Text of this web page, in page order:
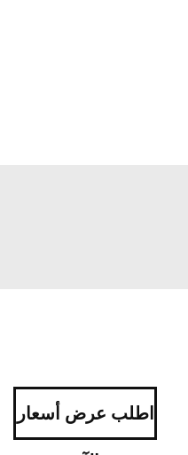
اطلب عرض أسعار